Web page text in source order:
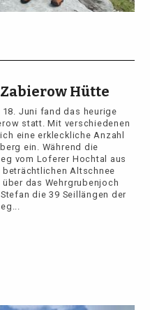
Hütte
Juni fand das heurige
statt. Mit verschiedenen
eine erkleckliche Anzahl
ein. Während die
vom Loferer Hochtal aus
Altschnee
das Wehrgrubenjoch
die 39 Seillängen der